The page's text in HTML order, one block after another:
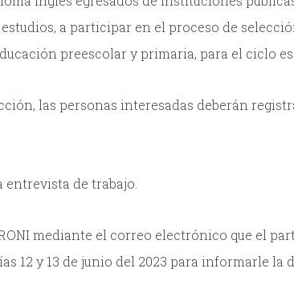
a participar en el proceso de
preescolar y primaria, para el ciclo
las personas interesadas deberán
de trabajo.
mediante el correo electrónico que el
12 y 13 de junio del 2023 para informarle la